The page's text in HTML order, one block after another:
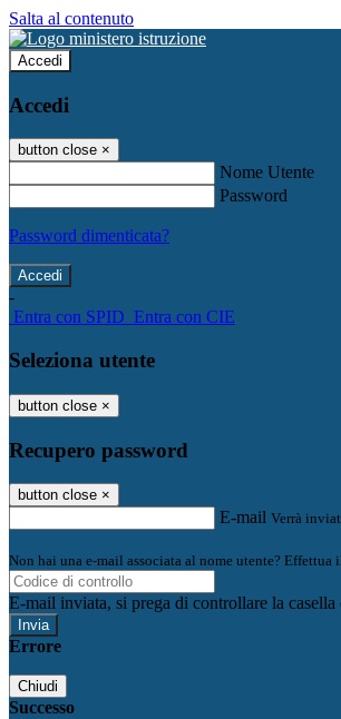
Salta al contenuto
Accedi
Accedi
button close ×
Nome Utente
Password
Password dimenticata?
-
Entra con SPID Entra con CIE
Seleziona utente
button close ×
Recupero password
button close ×
E-mail Verrà
Non hai una e-mail associata al nome utente? Effettua
E-mail inviata, si prega di controllare la casella
Errore
Chiudi
Successo